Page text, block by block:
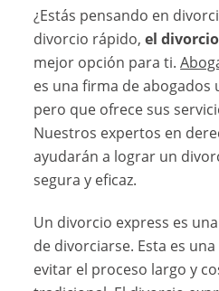
¿Estás pensando en
divorcio rápido,el
mejor opción para ti.
es una firma de abogados
pero que ofrece sus
Nuestros expertos en
ayudarán a lograr un
segura y eficaz.
Un divorcio express es
de divorciarse. Esta es
evitar el proceso largo y